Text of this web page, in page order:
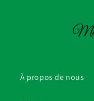
À propos de nous